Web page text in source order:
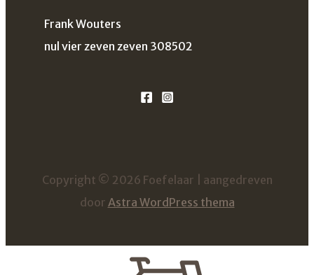
Frank Wouters
nul vier zeven zeven 308502
Copyright © 2026 Foefelaar | aangedreven
door Astra WordPress thema